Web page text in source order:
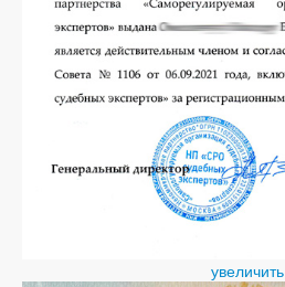
увеличить